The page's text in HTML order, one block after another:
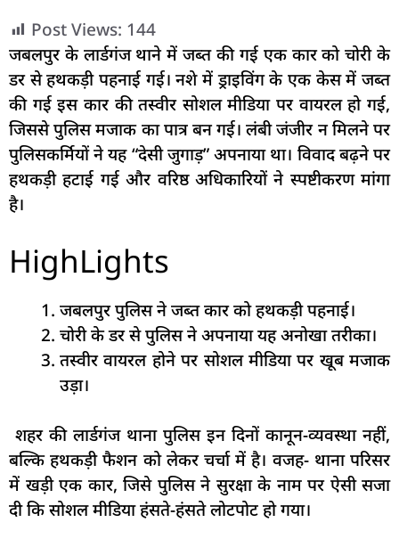
Post Views: 144
जबलपुर के लार्डगंज थाने में जब्त की गई एक कार को चोरी के
डर से हथकड़ी पहनाई गई। नशे में ड्राइविंग के एक केस में जब्त
की गई इस कार की तस्वीर सोशल मीडिया पर वायरल हो गई,
जिससे पुलिस मजाक का पात्र बन गई। लंबी जंजीर न मिलने पर
पुलिसकर्मियों ने यह “देसी जुगाड़” अपनाया था। विवाद बढ़ने पर
हथकड़ी हटाई गई और वरिष्ठ अधिकारियों ने स्पष्टीकरण मांगा
है।
HighLights
जबलपुर पुलिस ने जब्त कार को हथकड़ी पहनाई।
चोरी के डर से पुलिस ने अपनाया यह अनोखा तरीका।
तस्वीर वायरल होने पर सोशल मीडिया पर खूब मजाक
उड़ा।
शहर की लार्डगंज थाना पुलिस इन दिनों कानून-व्यवस्था नहीं,
बल्कि हथकड़ी फैशन को लेकर चर्चा में है। वजह- थाना परिसर
में खड़ी एक कार, जिसे पुलिस ने सुरक्षा के नाम पर ऐसी सजा
दी कि सोशल मीडिया हंसते-हंसते लोटपोट हो गया।